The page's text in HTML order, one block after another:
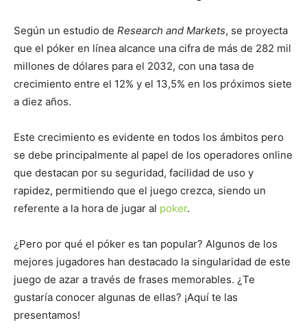
Según un estudio de Research and Markets, se proyecta
que el póker en línea alcance una cifra de más de 282 mil
millones de dólares para el 2032, con una tasa de
crecimiento entre el 12% y el 13,5% en los próximos siete
a diez años.
Este crecimiento es evidente en todos los ámbitos pero
se debe principalmente al papel de los operadores online
que destacan por su seguridad, facilidad de uso y
rapidez, permitiendo que el juego crezca, siendo un
referente a la hora de jugar al poker.
¿Pero por qué el póker es tan popular? Algunos de los
mejores jugadores han destacado la singularidad de este
juego de azar a través de frases memorables. ¿Te
gustaría conocer algunas de ellas? ¡Aquí te las
presentamos!